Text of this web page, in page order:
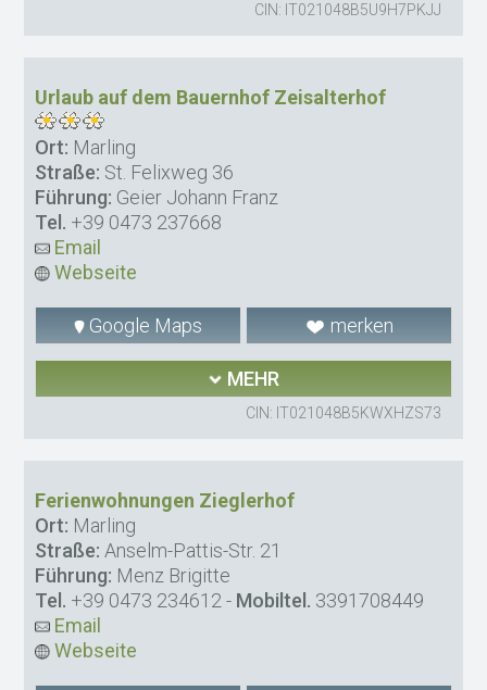
CIN: IT021048B5U9H7PKJJ
Urlaub auf dem Bauernhof Zeisalterhof
Ort: Marling
Straße: St. Felixweg 36
Führung: Geier Johann Franz
Tel. +39 0473 237668
Email
Webseite
Google Maps merken
MEHR
CIN: IT021048B5KWXHZS73
Ferienwohnungen Zieglerhof
Ort: Marling
Straße: Anselm-Pattis-Str. 21
Führung: Menz Brigitte
Tel. +39 0473 234612 - Mobiltel. 3391708449
Email
Webseite